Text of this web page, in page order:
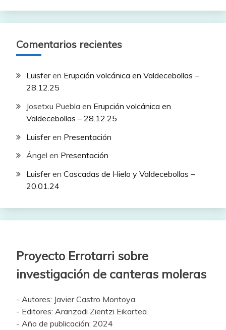
Comentarios recientes
Luisferen Erupción volcánica en Valdecebollas –
28.12.25
Josetxu Puebla en Erupción volcánica en
Valdecebollas – 28.12.25
Luisferen Presentación
Ángel en Presentación
Luisferen Cascadas de Hielo y Valdecebollas –
20.01.24
Proyecto Errotarri sobre
investigación de canteras moleras
- Autores: Javier Castro Montoya
- Editores: Aranzadi Zientzi Eikartea
- Año de publicación: 2024